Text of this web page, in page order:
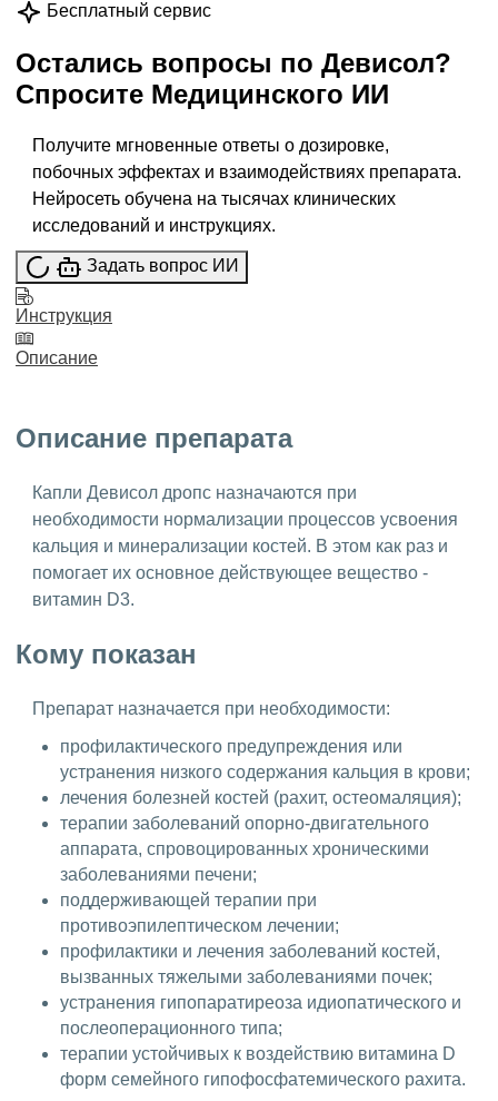
Бесплатный сервис
Остались вопросы по Девисол?
Спросите Медицинского ИИ
Получите мгновенные ответы о дозировке,
побочных эффектах и взаимодействиях препарата.
Нейросеть обучена на тысячах клинических
исследований и инструкциях.
Задать вопрос ИИ
Инструкция
Описание
Описание препарата
Капли Девисол дропс назначаются при
необходимости нормализации процессов усвоения
кальция и минерализации костей. В этом как раз и
помогает их основное действующее вещество -
витамин D3.
Кому показан
Препарат назначается при необходимости:
профилактического предупреждения или
устранения низкого содержания кальция в крови;
лечения болезней костей (рахит, остеомаляция);
терапии заболеваний опорно-двигательного
аппарата, спровоцированных хроническими
заболеваниями печени;
поддерживающей терапии при
противоэпилептическом лечении;
профилактики и лечения заболеваний костей,
вызванных тяжелыми заболеваниями почек;
устранения гипопаратиреоза идиопатического и
послеоперационного типа;
терапии устойчивых к воздействию витамина D
форм семейного гипофосфатемического рахита.